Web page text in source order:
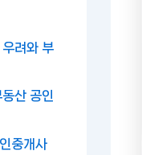
려와 부
산 공인
중개사